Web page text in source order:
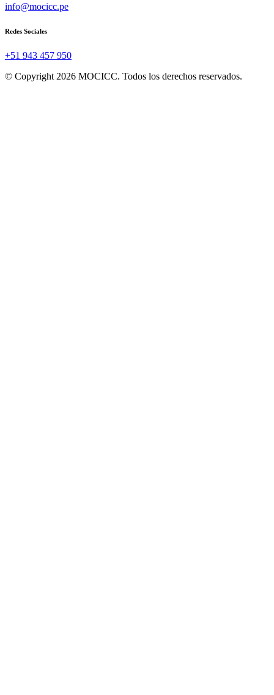
info@mocicc.pe
Redes Sociales
+51 943 457 950
© Copyright 2026 MOCICC. Todos los derechos reservados.